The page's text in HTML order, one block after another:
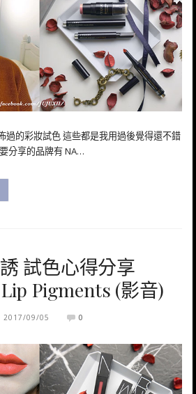
過的彩妝試色 這些都是我用過後覺得還不錯
分享的品牌有 NA…
試色心得分享
Pigments (影音)
2017/09/05 0